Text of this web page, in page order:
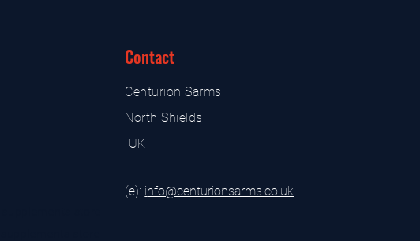
Contact
Centurion Sarms
North Shields
UK
(e): info@centurionsarms.co.uk